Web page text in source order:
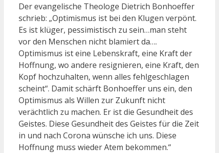
Der evangelische Theologe Dietrich Bonhoeffer
schrieb: „Optimismus ist bei den Klugen verpönt.
Es ist klüger, pessimistisch zu sein…man steht
vor den Menschen nicht blamiert da….
Optimismus ist eine Lebenskraft, eine Kraft der
Hoffnung, wo andere resignieren, eine Kraft, den
Kopf hochzuhalten, wenn alles fehlgeschlagen
scheint“. Damit schärft Bonhoeffer uns ein, den
Optimismus als Willen zur Zukunft nicht
verächtlich zu machen. Er ist die Gesundheit des
Geistes. Diese Gesundheit des Geistes für die Zeit
in und nach Corona wünsche ich uns. Diese
Hoffnung muss wieder Atem bekommen.“